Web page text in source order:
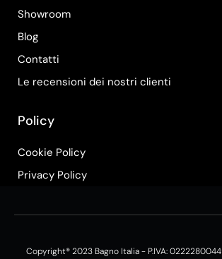
Showroom
Blog
Contatti
Le recensioni dei nostri clienti
Policy
Cookie Policy
Privacy Policy
Copyright® 2023 Bagno Italia - P.IVA: